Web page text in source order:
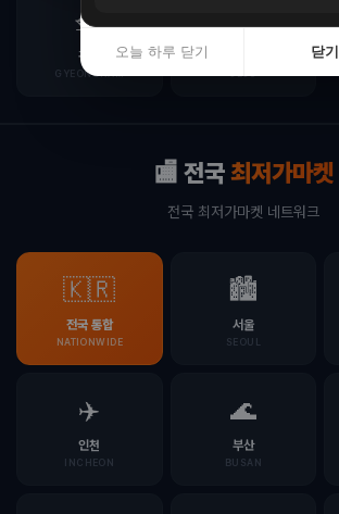
🛳️
경남
GYEONGNAM
🏝️
JEJU
🏬 전국최저가마켓
전국 최저가마켓 네트워크
🇰🇷
전국 통합
NATIONWIDE
🏙️
서울
SEOUL
✈️
인천
INCHEON
🌊
부산
BUSAN
오늘 하루 닫기 닫기